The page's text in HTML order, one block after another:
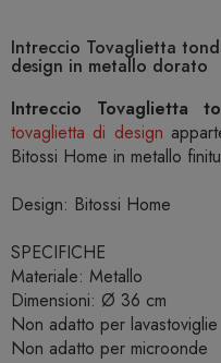
Intreccio Tovaglietta
design in metallo dorato
Intreccio Tovaglietta
tovaglietta di design
Bitossi Home in metallo
Design: Bitossi Home
SPECIFICHE
Materiale: Metallo
Dimensioni: Ø 36 cm
Non adatto per lavastoviglie
Non adatto per microonde